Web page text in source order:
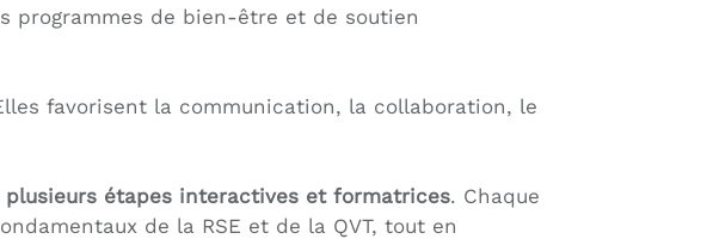
programmes de bien-être et de soutien
favorisent la communication, la collaboration, le
plusieurs étapes interactives et formatrices. Chaque
de la RSE et de la QVT, tout en